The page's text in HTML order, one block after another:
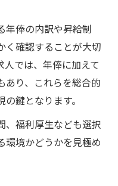
年俸の内訳や昇給制
く確認することが大切
では、年俸に加えて
あり、これらを総合的
鍵となります。
、福利厚生なども選択
環境かどうかを見極め